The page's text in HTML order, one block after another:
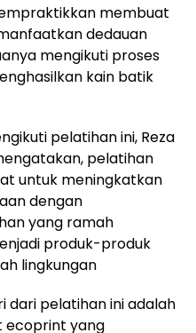
membuat
dedauan
mengikuti proses
kain batik
pelatihan ini, Reza
pelatihan
untuk meningkatkan
dengan
yang ramah
produk-produk
lingkungan
dari pelatihan ini adalah
ecoprint yang